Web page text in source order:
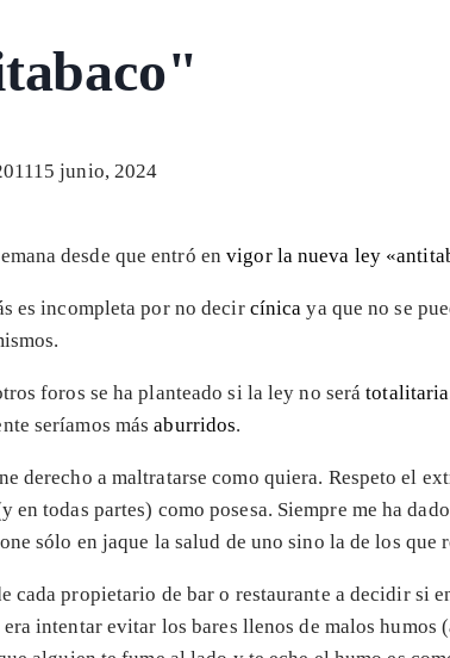
15 junio, 2024
desde que entró envigor la nueva ley
es incompleta por no decir cínica ya que no se
foros se ha planteado si la ley no serátotalitaria
seríamos másaburridos.
derecho a maltratarse como quiera. Respeto el
en todas partes) como posesa. Siempre me ha
sólo en jaque la salud de uno sino la de los
cada propietario de bar o restaurante a decidir si
intentar evitar los bares llenos de malos